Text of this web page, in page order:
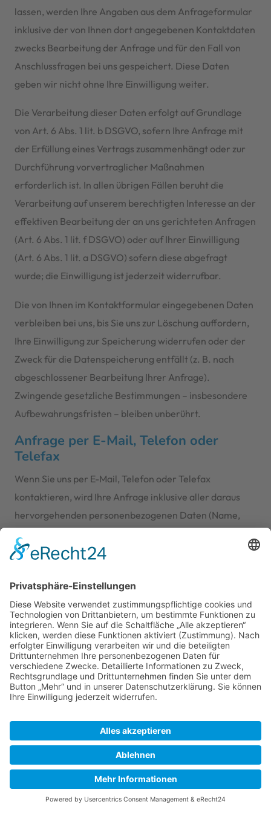
lassen, werden Ihre Angaben aus dem Anfrageformular
inklusive der von Ihnen dort angegebenen Kontaktdaten
zwecks Bearbeitung der Anfrage und für den Fall von
Anschlussfragen bei uns gespeichert. Diese Daten
geben wir nicht ohne Ihre Einwilligung weiter.
Die Verarbeitung dieser Daten erfolgt auf Grundlage
von Art. 6 Abs. 1 lit. b DSGVO, sofern Ihre Anfrage mit
der Erfüllung eines Vertrags zusammenhängt oder zur
Durchführung vorvertraglicher Maßnahmen
erforderlich ist. In allen übrigen Fällen beruht die
Verarbeitung auf unserem berechtigten Interesse an der
effektiven Bearbeitung der an uns gerichteten Anfragen
(Art. 6 Abs. 1 lit. f DSGVO) oder auf Ihrer Einwilligung
(Art. 6 Abs. 1 lit. a DSGVO) sofern diese abgefragt
wurde; die Einwilligung ist jederzeit widerrufbar.
Die von Ihnen im Kontaktformular eingegebenen Daten
verbleiben bei uns, bis Sie uns zur Löschung auffordern,
Ihre Einwilligung zur Speicherung widerrufen oder der
Zweck für die Datenspeicherung entfällt (z. B. nach
abgeschlossener Bearbeitung Ihrer Anfrage).
Zwingende gesetzliche Bestimmungen – insbesondere
Aufbewahrungsfristen – bleiben unberührt.
Anfrage per E-Mail, Telefon oder
Telefax
Wenn Sie uns per E-Mail, Telefon oder Telefax
kontaktieren, wird Ihre Anfrage inklusive aller daraus
hervorgehenden personenbezogenen Daten (Name,
bei uns gespeichert und verarbeitet. Diese Daten geben
Die Verarbeitung dieser Daten erfolgt auf Grundlage
von Art. 6 Abs. 1 lit. b DSGVO, sofern Ihre Anfrage mit
der Erfüllung eines Vertrags zusammenhängt oder zur
Durchführung vorvertraglicher Maßnahmen
erforderlich ist. In allen übrigen Fällen beruht die
Verarbeitung auf unserem berechtigten Interesse an der
(Art. 6 Abs. 1 lit. f DSGVO) oder auf Ihrer Einwilligung
(Art. 6 Abs. 1 lit. a DSGVO) sofern diese abgefragt
wurde; die Einwilligung ist jederzeit widerrufbar.
Die von Ihnen an uns per Kontaktanfragen übersandten